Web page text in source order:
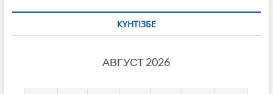
КҮНТІЗБЕ
АВГУСТ 2026